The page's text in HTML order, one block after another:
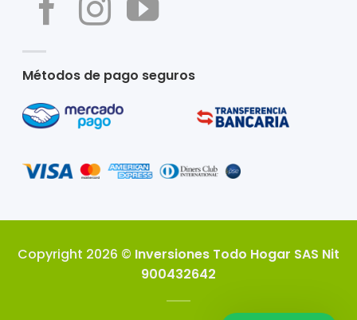
Métodos de pago seguros
Copyright 2026 © Inversiones Todo Hogar SAS Nit
900432642